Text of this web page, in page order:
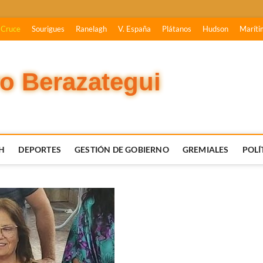
Sourigues Ranelagh V. España Plátanos Hudson
Berazategui
DEPORTES GESTIÓN DE GOBIERNO GREMIALES